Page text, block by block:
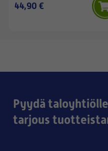
44,90 €
Pyydä
tarjous